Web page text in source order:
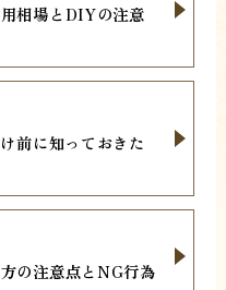
相場とDIYの注意
前に知っておきた
の注意点とNG行為